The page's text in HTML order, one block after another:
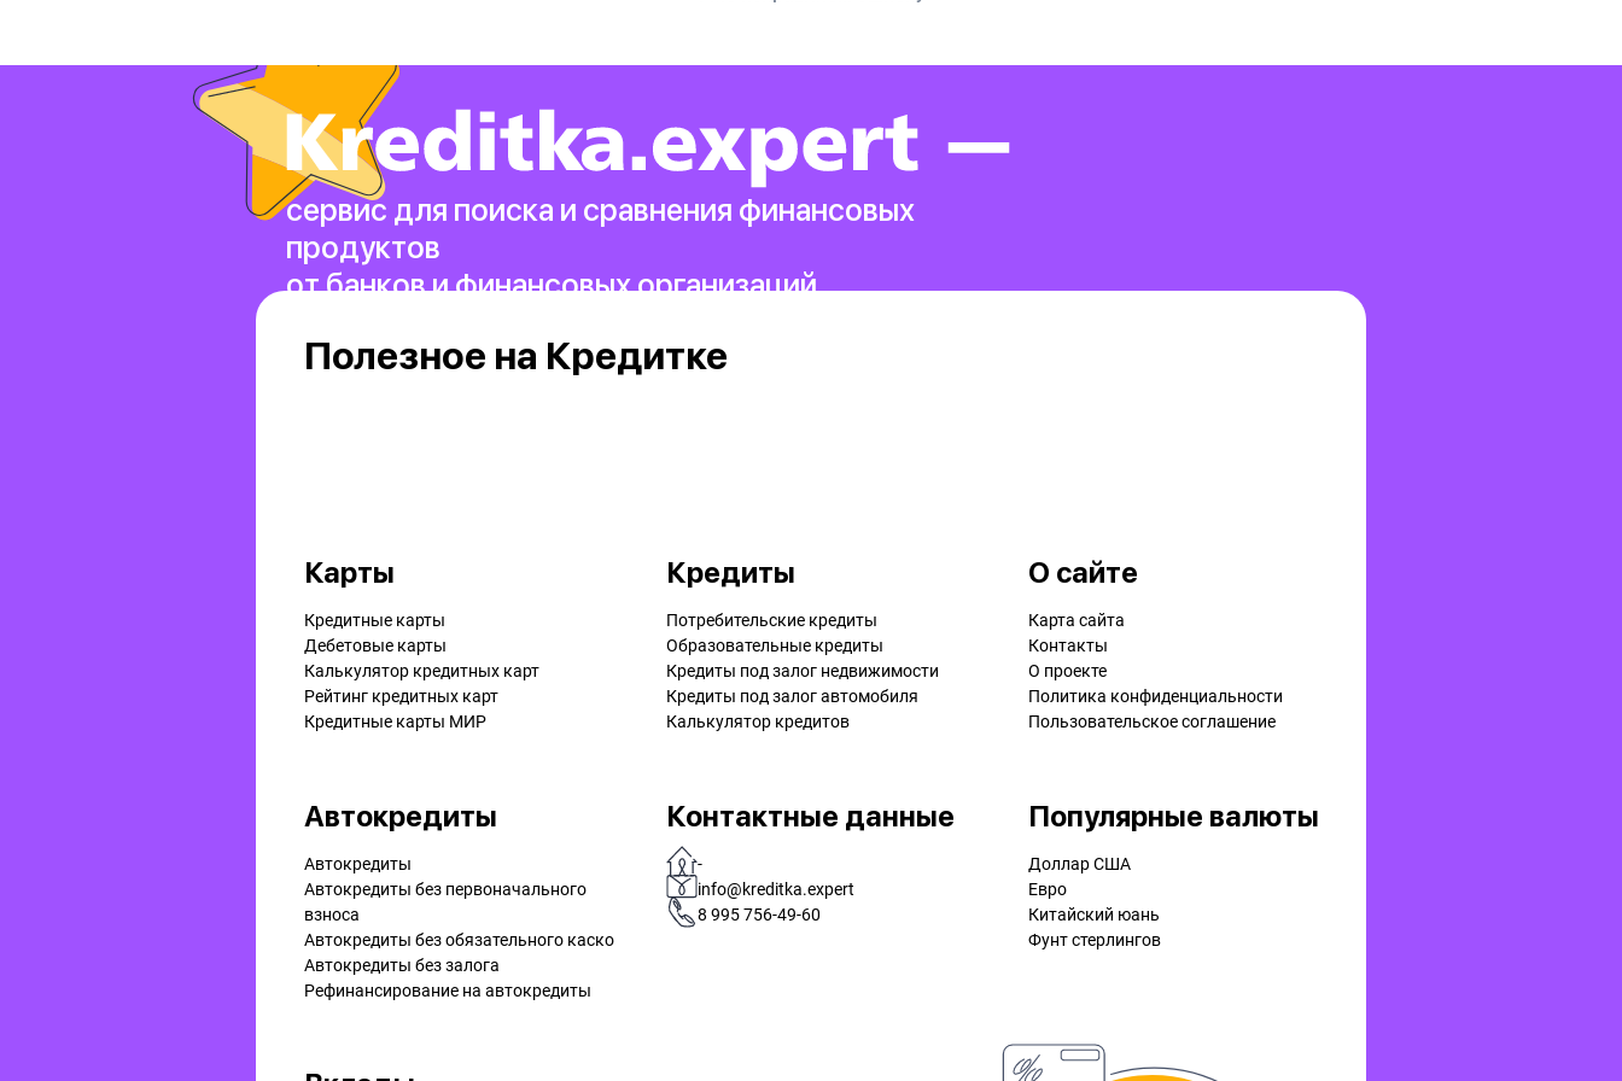
сервис для поиска и сравнения финансовых
продуктов
от банков и финансовых организаций.
Полезное на Кредитке
Карты
Кредитные карты
Дебетовые карты
Калькулятор кредитных карт
Рейтинг кредитных карт
Кредитные карты МИР
Кредиты
Потребительские кредиты
Образовательные кредиты
Кредиты под залог недвижимости
Кредиты под залог автомобиля
Калькулятор кредитов
О сайте
Карта сайта
Контакты
О проекте
Политика конфиденциальности
Пользовательское соглашение
Автокредиты
Автокредиты
Автокредиты без первоначального
взноса
Автокредиты без обязательного каско
Автокредиты без залога
Рефинансирование на aвтокредиты
Контактные данные
-
info@kreditka.expert
8 995 756-49-60
Популярные валюты
Доллар США
Евро
Китайский юань
Фунт стерлингов